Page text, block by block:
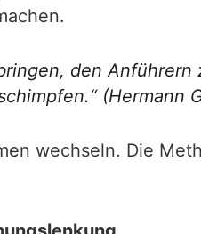
den
(Hermann
wechseln. Die